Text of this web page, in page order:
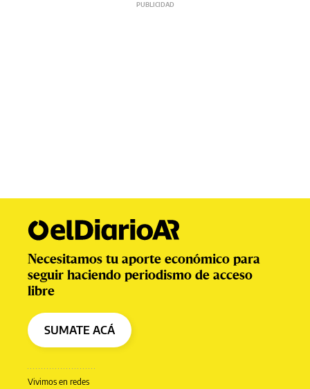
Vivimos en redes
Necesitamos tu aporte económico para
seguir haciendo periodismo de acceso
libre
SUMATE ACÁ